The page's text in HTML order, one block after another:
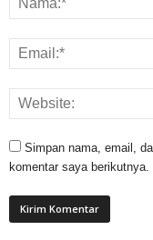
Simpan nama, email,
komentar saya berikutnya.